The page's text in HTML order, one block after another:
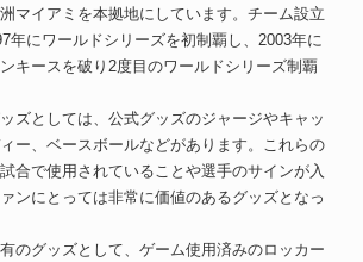
マイアミを本拠地にしています。チーム設立
年にワールドシリーズを初制覇し、2003年に
キースを破り2度目のワールドシリーズ制覇
ズとしては、公式グッズのジャージやキャッ
ー、ベースボールなどがあります。これらの
合で使用されていることや選手のサインが入
ンにとっては非常に価値のあるグッズとなっ
のグッズとして、ゲーム使用済みのロッカー